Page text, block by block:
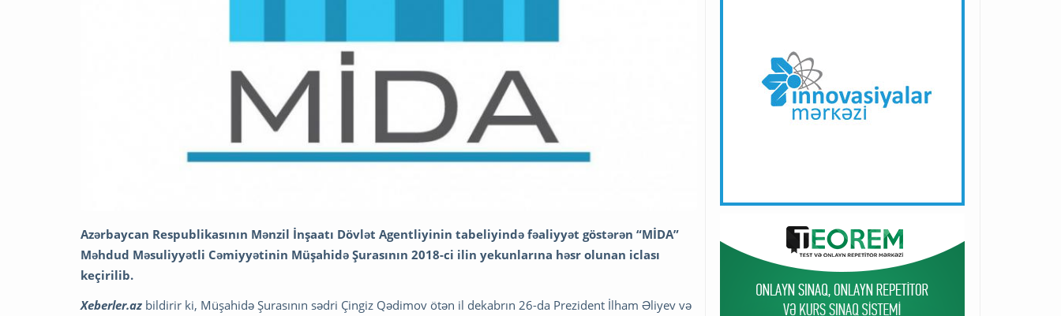
Azərbaycan Respublikasının Mənzil İnşaatı Dövlət Agentliyinin tabeliyində fəaliyyət göstərən “MİDA”
Məhdud Məsuliyyətli Cəmiyyətinin Müşahidə Şurasının 2018-ci ilin yekunlarına həsr olunan iclası
keçirilib.
Xeberler.az bildirir ki, Müşahidə Şurasının sədri Çingiz Qədimov ötən il dekabrın 26-da Prezident İlham Əliyev və